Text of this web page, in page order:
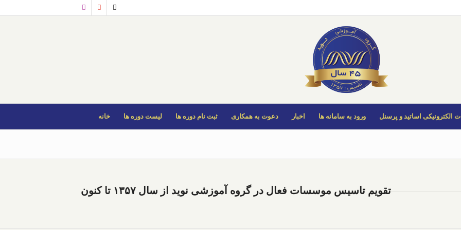
خانه لیست دوره ها ثبت نام دوره ها دعوت به همکاری اخبار ورود به سامانه ها الکترونیکی اساتید و پرسنل
تقویم تاسیس موسسات فعال در گروه آموزشی نوید از سال ۱۳۵۷ تا کنون